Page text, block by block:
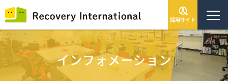
トップページ
会社情報
採用サイト
インフォメーション